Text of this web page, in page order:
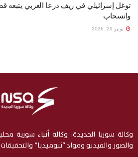
توغل إسرائيلي في ريف درعا الغربي يتبعه
وانسحاب
يونيو 29, 2026
وكالة سوريا الجديدة: وكالة أنباء سورية
والصور والفيديو ومواد “نيوميديا”